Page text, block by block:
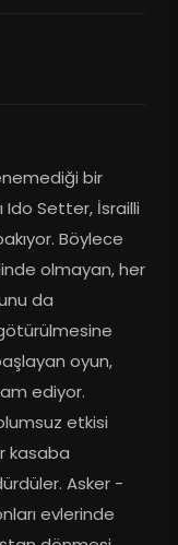
bir
Setter, İsrailli
Böylece
olmayan, her
da
oyun,
ediyor.
etkisi
kasaba
Asker -
evlerinde